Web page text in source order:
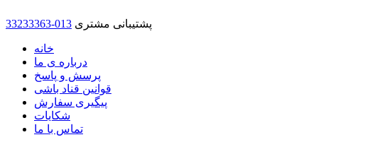
33233363-013 پشتیبانی مشتری
خانه
درباره ی ما
پرسش و پاسخ
قوانین قناد باشی
پیگیری سفارش
شکایات
تماس با ما